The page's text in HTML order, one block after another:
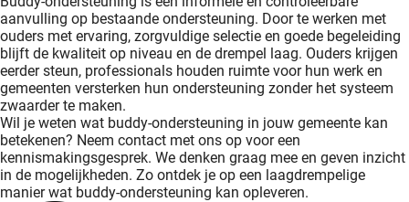
aanvulling op bestaande ondersteuning. Door te werken met
ouders met ervaring, zorgvuldige selectie en goede begeleiding
blijft de kwaliteit op niveau en de drempel laag. Ouders krijgen
eerder steun, professionals houden ruimte voor hun werk en
gemeenten versterken hun ondersteuning zonder het systeem
zwaarder te maken.
Wil je weten wat buddy-ondersteuning in jouw gemeente kan
betekenen? Neem contact met ons op voor een
kennismakingsgesprek. We denken graag mee en geven inzicht
in de mogelijkheden. Zo ontdek je op een laagdrempelige
manier wat buddy-ondersteuning kan opleveren.